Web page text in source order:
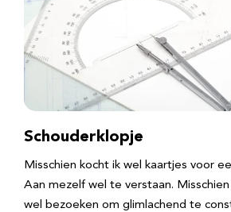
Schouderklopje
Misschien kocht ik wel kaartjes voor
Aan mezelf wel te verstaan.
wel bezoeken om glimlachend te